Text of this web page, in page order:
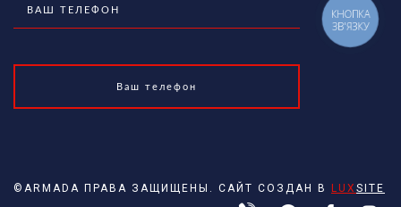
©ARMADA ПРАВА ЗАЩИЩЕНЫ. САЙТ СОЗДАН В LUX SITE
КНОПКА
ЗВ'ЯЗКУ